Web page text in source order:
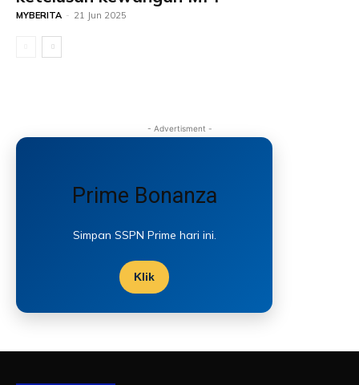
MYBERITA - 21 Jun 2025
- Advertisment -
Prime Bonanza
Simpan SSPN Prime hari ini.
Klik